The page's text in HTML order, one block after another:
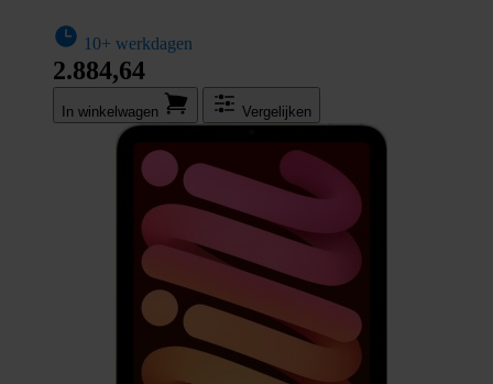
10+ werkdagen
2.884,64
In winkel­wagen Vergelijken